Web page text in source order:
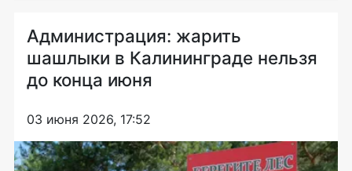
Администрация: жарить
шашлыки в Калининграде нельзя
до конца июня
03 июня 2026, 17:52